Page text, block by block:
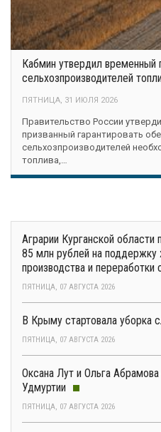
Кабмин утвердил временный
сельхозпроизводителей
ПЯТНИЦА, 31 ИЮЛЯ 2026
Правительство России
призванный гарантировать
сельхозпроизводителей
топлива,…
Аграрии Курганской области
85 млн рублей на поддержку
производства и переработки
ПЯТНИЦА, 07 АВГУСТА 2026
В Крыму стартовала уборка
ПЯТНИЦА, 07 АВГУСТА 2026
Оксана Лут и Ольга
Удмуртии
ПЯТНИЦА, 07 АВГУСТА 2026